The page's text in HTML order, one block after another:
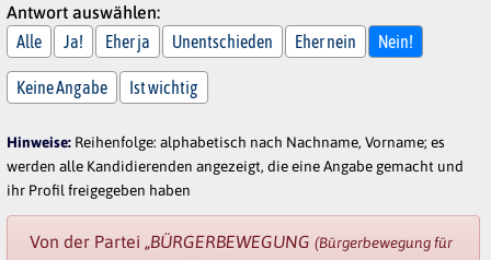
Antwort auswählen:
Alle
Ja! Eher ja Unentschieden Eher nein Nein!
Keine Angabe Ist wichtig
Hinweise: Reihenfolge: alphabetisch nach Nachname, Vorname; es
werden alle Kandidierenden angezeigt, die eine Angabe gemacht und
ihr Profil freigegeben haben
Von der Partei „BÜRGERBEWEGUNG (Bürgerbewegung für